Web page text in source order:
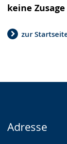
keine Zusage
zur
Adresse